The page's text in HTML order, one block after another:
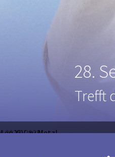
XIV. zu Metz!
2025-2028